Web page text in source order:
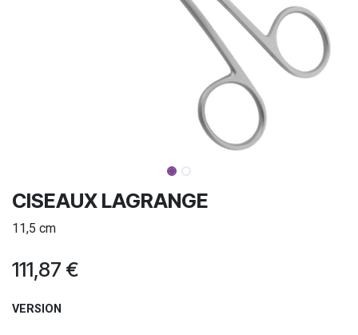
CISEAUX LAGRANGE
11,5 cm
111,87 €
VERSION